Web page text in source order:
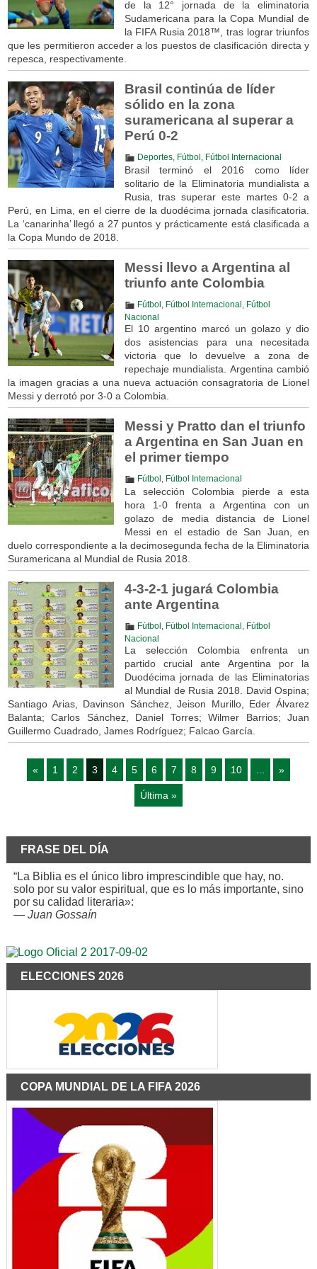
de la 12° jornada de la eliminatoria
Sudamericana para la Copa Mundial de
la FIFA Rusia 2018™, tras lograr triunfos
que les permitieron acceder a los puestos de clasificación directa y
repesca, respectivamente.
Brasil continúa de líder
sólido en la zona
suramericana al superar a
Perú 0-2
Deportes, Fútbol Fútbol Internacional
Brasil terminó el 2016 como líder
solitario de la Eliminatoria mundialista a
Rusia, tras superar este martes 0-2 a
Perú, en Lima, en el cierre de la duodécima jornada clasificatoria.
La ‘canarinha’ llegó a 27 puntos y prácticamente está clasificada a
la Copa Mundo de 2018.
Messi llevo a Argentina al
triunfo ante Colombia
Fútbol Fútbol Internacional
Fútbol
Nacional
El 10 argentino marcó un golazo y dio
dos asistencias para una necesitada
victoria que lo devuelve a zona de
repechaje mundialista. Argentina cambió
la imagen gracias a una nueva actuación consagratoria de Lionel
Messi y derrotó por 3-0 a Colombia.
Messi y Pratto dan el triunfo
a Argentina en San Juan en
el primer tiempo
Fútbol Fútbol Internacional
La selección Colombia pierde a esta
hora 1-0 frenta a Argentina con un
golazo de media distancia de Lionel
Messi en el estadio de San Juan, en
duelo correspondiente a la decimosegunda fecha de la Eliminatoria
Suramericana al Mundial de Rusia 2018.
4-3-2-1 jugará Colombia
ante Argentina
Fútbol Fútbol Internacional
Fútbol
Nacional
La selección Colombia enfrenta un
partido crucial ante Argentina por la
Duodécima jornada de las Eliminatorias
al Mundial de Rusia 2018. David Ospina;
Santiago Arias, Davinson Sánchez, Jeison Murillo, Eder Álvarez
Balanta; Carlos Sánchez, Daniel Torres; Wilmer Barrios; Juan
Guillermo Cuadrado, James Rodríguez; Falcao García.
« 1 2 3 4 5 6 7 8 9 10 »
Última »
FRASE DEL DÍA
“La Biblia es el único libro imprescindible que hay, no.
solo por su valor espiritual, que es lo más importante, sino
por su calidad literaria»:
— Juan Gossaín
ELECCIONES 2026
COPA MUNDIAL DE LA FIFA 2026